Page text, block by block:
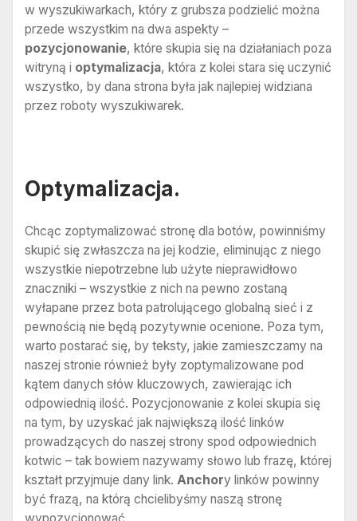
w wyszukiwarkach, który z grubsza podzielić można
przede wszystkim na dwa aspekty –
pozycjonowanie, które skupia się na działaniach poza
witryną i optymalizacja, która z kolei stara się uczynić
wszystko, by dana strona była jak najlepiej widziana
przez roboty wyszukiwarek.
Optymalizacja.
Chcąc zoptymalizować stronę dla botów, powinniśmy
skupić się zwłaszcza na jej kodzie, eliminując z niego
wszystkie niepotrzebne lub użyte nieprawidłowo
znaczniki – wszystkie z nich na pewno zostaną
wyłapane przez bota patrolującego globalną sieć i z
pewnością nie będą pozytywnie ocenione. Poza tym,
warto postarać się, by teksty, jakie zamieszczamy na
naszej stronie również były zoptymalizowane pod
kątem danych słów kluczowych, zawierając ich
odpowiednią ilość. Pozycjonowanie z kolei skupia się
na tym, by uzyskać jak największą ilość linków
prowadzących do naszej strony spod odpowiednich
kotwic – tak bowiem nazywamy słowo lub frazę, której
kształt przyjmuje dany link. Anchory linków powinny
być frazą, na którą chcielibyśmy naszą stronę